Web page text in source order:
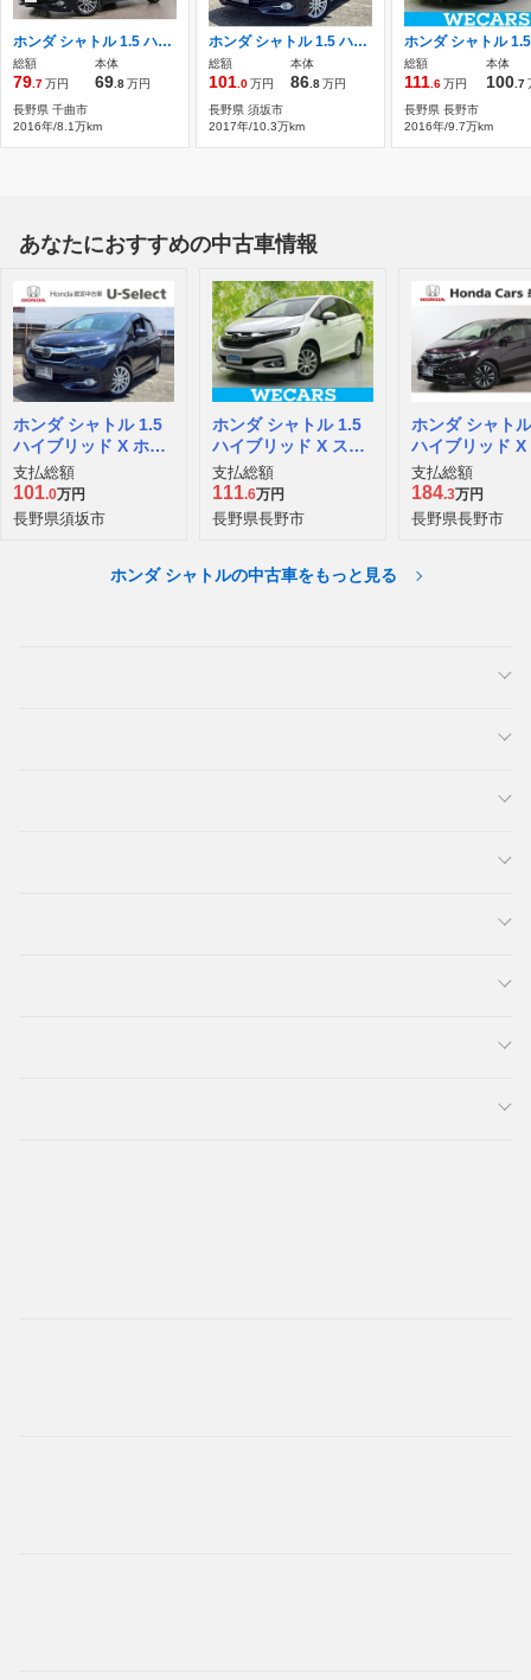
ホンダ シャトル 1.5 ハイブリッド X ギャザズナビ ワンセグ
総額
79 .7万円
本体
69 .8万円
長野県 千曲市
2016年/8.1万km
ホンダ シャトル 1.5 ハイブリッド X ホンダセンシング 4WD ナビ/ブルートゥース
総額
101 .0万円
本体
86 .8万円
長野県 須坂市
2017年/10.3万km
総額
111 .6万円
本体
100 .7
長野県 長野市
2016年/9.7万km
あなたにおすすめの中古車情報
ホンダ シャトル 1.5
ハイブリッド X ホン
ダセンシング 4WD
支払総額
101.0万円
長野県須坂市
ホンダ シャトル 1.5
ハイブリッド X スタ
イルエディション 4
WD
支払総額
111.6万円
長野県長野市
ホンダ シャト
ハイブリッド X
ダセンシング
支払総額
184.3万円
長野県長野市
ホンダ シャトルの中古車をもっと見る